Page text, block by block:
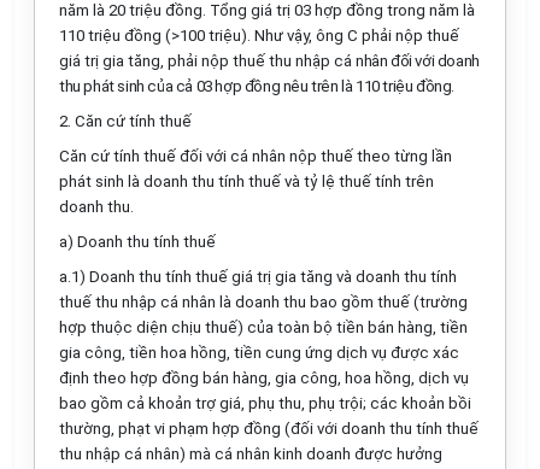
năm là 20 triệu đồng. Tổng giá trị 03 hợp đồng trong năm là
110 triệu đồng (>100 triệu). Như vậy, ông C phải nộp thuế
giá trị gia tăng, phải nộp thuế thu nhập cá nhân đối với doanh
thu phát sinh của cả 03 hợp đồng nêu trên là 110 triệu đồng.
2. Căn cứ tính thuế
Căn cứ tính thuế đối với cá nhân nộp thuế theo từng lần
phát sinh là doanh thu tính thuế và tỷ lệ thuế tính trên
doanh thu.
a) Doanh thu tính thuế
a.1) Doanh thu tính thuế giá trị gia tăng và doanh thu tính
thuế thu nhập cá nhân là doanh thu bao gồm thuế (trường
hợp thuộc diện chịu thuế) của toàn bộ tiền bán hàng, tiền
gia công, tiền hoa hồng, tiền cung ứng dịch vụ được xác
định theo hợp đồng bán hàng, gia công, hoa hồng, dịch vụ
bao gồm cả khoản trợ giá, phụ thu, phụ trội; các khoản bồi
thường, phạt vi phạm hợp đồng (đối với doanh thu tính thuế
thu nhập cá nhân) mà cá nhân kinh doanh được hưởng